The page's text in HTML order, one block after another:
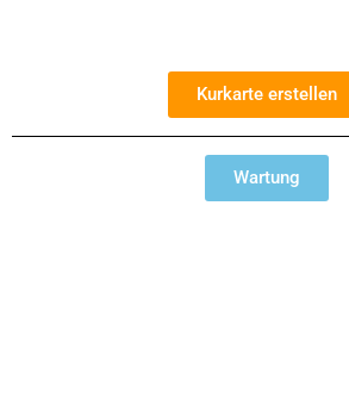
Kurkarte erstellen
Wartung